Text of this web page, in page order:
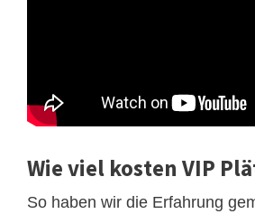
Wie viel kosten VIP
So haben wir die Erfahrung